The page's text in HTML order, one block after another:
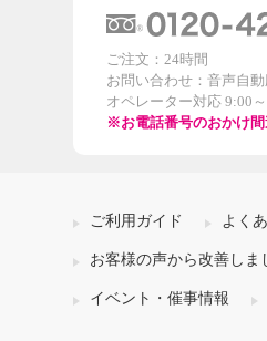
ご注文：24時間
お問い合わせ：音声自
オペレーター対応 9:00
※お電話番号のおかけ間
ご利用ガイド よく
お客様の声から改善しま
イベント・催事情報